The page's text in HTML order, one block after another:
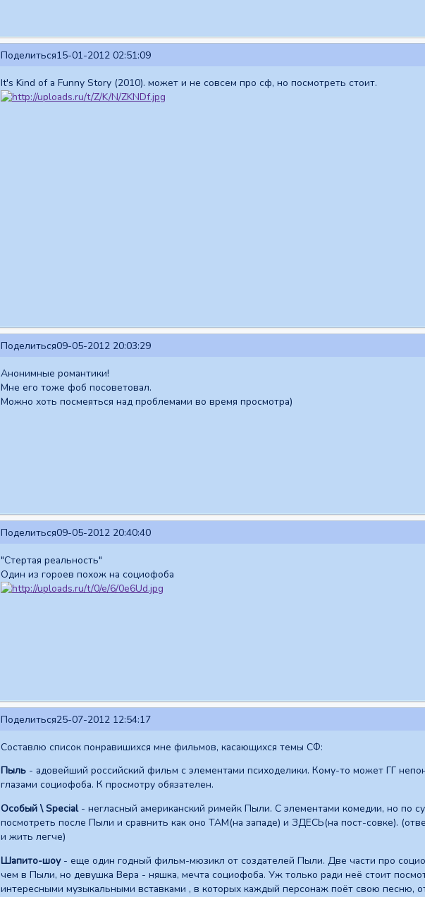
Поделиться15-01-2012 02:51:09
It's Kind of a Funny Story (2010). может и не совсем про сф, но посмотреть стоит.
Поделиться09-05-2012 20:03:29
Анонимные романтики!
Мне его тоже фоб посоветовал.
Можно хоть посмеяться над проблемами во время просмотра)
Поделиться09-05-2012 20:40:40
"Стертая реальность"
Один из гороев похож на социофоба
Поделиться25-07-2012 12:54:17
Составлю список понравишихся мне фильмов, касающихся темы СФ:
Пыль- адовейший российский фильм с элементами психоделики. Кому-то может ГГ
глазами социофоба. К просмотру обязателен.
Особый \ Special - негласный американский римейк Пыли. С элементами комедии, но по
посмотреть после Пыли и сравнить как оно ТАМ(на западе) и ЗДЕСЬ(на пост-совке).
и жить легче)
Шапито-шоу- еще один годный фильм-мюзикл от создателей Пыли. Две части про
чем в Пыли, но девушка Вера - няшка, мечта социофоба. Уж только ради неё стоит
интересными музыкальными вставками , в которых каждый персонаж поёт свою песню,